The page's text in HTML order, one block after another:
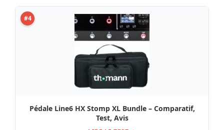
#4
Pédale Line6 HX Stomp XL Bundle – Comparatif,
Test, Avis